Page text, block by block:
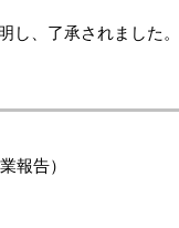
し、了承されました。
報告）